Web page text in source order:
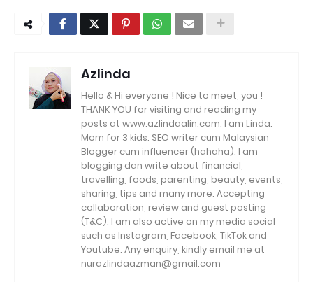
Azlinda
Hello & Hi everyone ! Nice to meet, you !
THANK YOU for visiting and reading my
posts at www.azlindaalin.com. I am Linda.
Mom for 3 kids. SEO writer cum Malaysian
Blogger cum influencer (hahaha). I am
blogging dan write about financial,
travelling, foods, parenting, beauty, events,
sharing, tips and many more. Accepting
collaboration, review and guest posting
(T&C). I am also active on my media social
such as Instagram, Facebook, TikTok and
Youtube. Any enquiry, kindly email me at
nurazlindaazman@gmail.com